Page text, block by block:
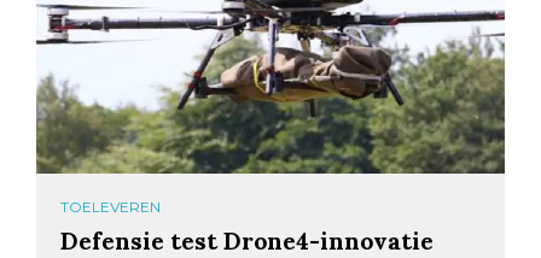
TOELEVEREN
Defensie test Drone4-innovatie